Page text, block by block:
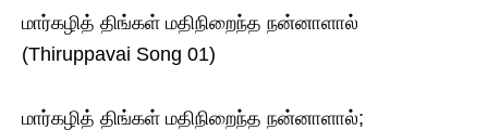
மார்கழித் திங்கள் மதிநிறைந்த நன்னாளால்
(Thiruppavai Song 01)
மார்கழித் திங்கள் மதிநிறைந்த நன்னாளால்;